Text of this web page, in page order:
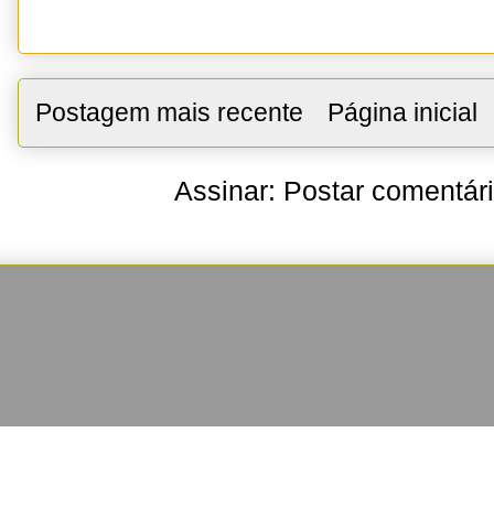
Postagem mais recente Página inicial
Assinar: Postar